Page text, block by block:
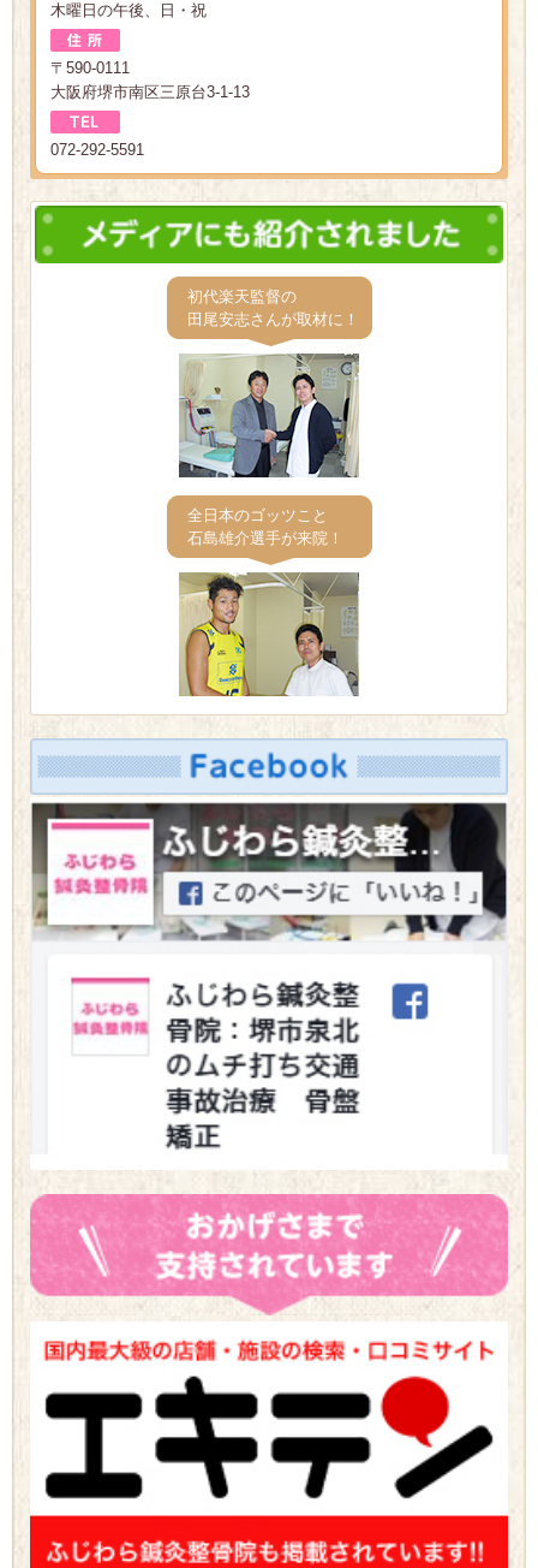
木曜日の午後、日・祝
〒590-0111
大阪府堺市南区三原台3-1-13
072-292-5591
初代楽天監督の
田尾安志さんが取材に！
全日本のゴッツこと
石島雄介選手が来院！